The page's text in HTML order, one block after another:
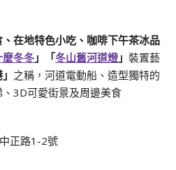
在地特色小吃、咖啡下午茶冰品
冬冬 」「冬山舊河道燈」 裝置藝
之稱，河道電動船、造型獨特的
3D可愛街景及周邊美食
正路1-2號